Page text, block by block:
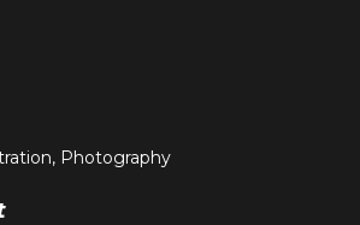
Photography